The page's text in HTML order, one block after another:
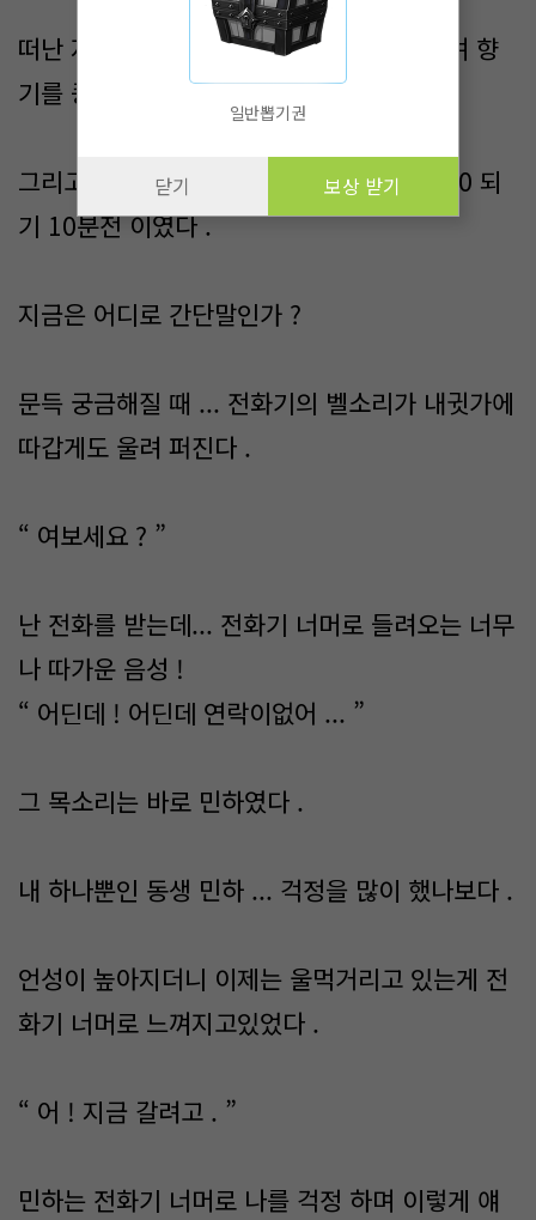
떠난 자리 ...시영이 없는 그 자리만 바라보며 향
기를 킁킁댄다 .
그리고 난 시계를 보는데 지금 시각 ... 24:00 되
기 10분전 이였다 .
지금은 어디로 간단말인가 ?
문득 궁금해질 때 ... 전화기의 벨소리가 내귓가에
따갑게도 울려 퍼진다 .
“ 여보세요 ? ”
난 전화를 받는데... 전화기 너머로 들려오는 너무
나 따가운 음성 !
“ 어딘데 ! 어딘데 연락이없어 ... ”
그 목소리는 바로 민하였다 .
내 하나뿐인 동생 민하 ... 걱정을 많이 했나보다 .
언성이 높아지더니 이제는 울먹거리고 있는게 전
화기 너머로 느껴지고있었다 .
“ 어 ! 지금 갈려고 . ”
민하는 전화기 너머로 나를 걱정 하며 이렇게 얘
일반뽑기권
닫기 보상 받기